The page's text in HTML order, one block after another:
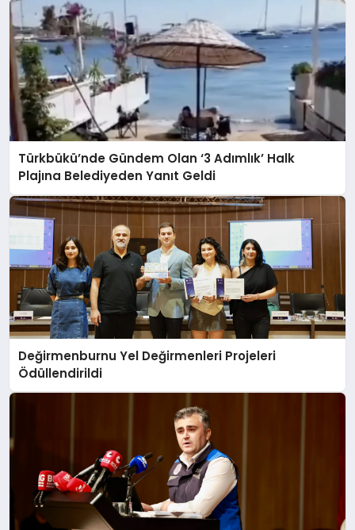
Türkbükü’nde Gündem Olan ‘3 Adımlık’ Halk
Plajına Belediyeden Yanıt Geldi
Değirmenburnu Yel Değirmenleri Projeleri
Ödüllendirildi